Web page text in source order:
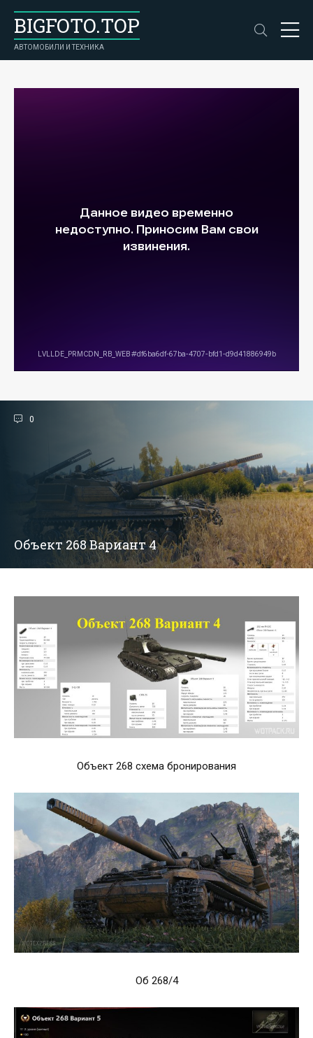
BIGFOTO.TOP
АВТОМОБИЛИ И ТЕХНИКА
0
Объект 268 Вариант 4
Объект 268 схема бронирования
Об 268/4